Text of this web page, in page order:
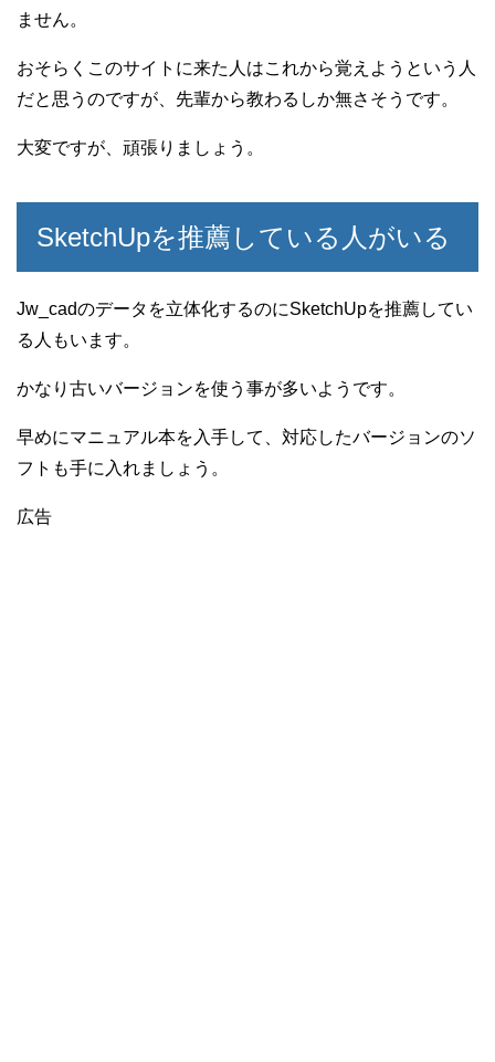
ません。
おそらくこのサイトに来た人はこれから覚えようという人
だと思うのですが、先輩から教わるしか無さそうです。
大変ですが、頑張りましょう。
SketchUpを推薦している人がいる
Jw_cadのデータを立体化するのにSketchUpを推薦してい
る人もいます。
かなり古いバージョンを使う事が多いようです。
早めにマニュアル本を入手して、対応したバージョンのソ
フトも手に入れましょう。
広告